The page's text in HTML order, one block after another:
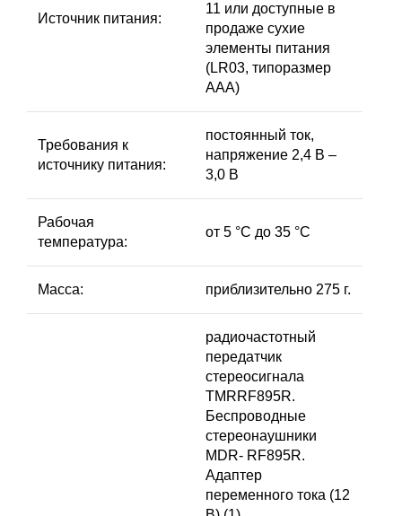
Источник питания:
11 или доступные в
продаже сухие
элементы питания
(LR03, типоразмер
AAA)
Требования к
источнику питания:
постоянный ток,
напряжение 2,4 В –
3,0 В
Рабочая
температура:
от 5 °C до 35 °C
Масса: приблизительно 275 г.
радиочастотный
передатчик
стереосигнала
TMRRF895R.
Беспроводные
стереонаушники
MDR- RF895R.
Адаптер
переменного тока (12